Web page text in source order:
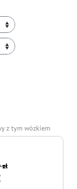
z tym wózkiem